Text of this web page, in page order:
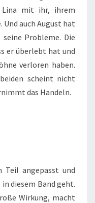
mit ihr, ihrem
auch August hat
Probleme. Die
er überlebt hat und
verloren haben.
scheint nicht
das Handeln.
Teil angepasst und
in diesem Band geht.
Wirkung, macht